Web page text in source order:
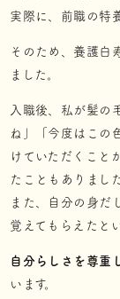
実際に、前職の特
そのため、養護白
ました。
入職後、私が髪の
ね」「今度はこの
けていただくこと
たこともありまし
また、自分の身だ
覚えてもらえたと
自分らしさを尊重
います。